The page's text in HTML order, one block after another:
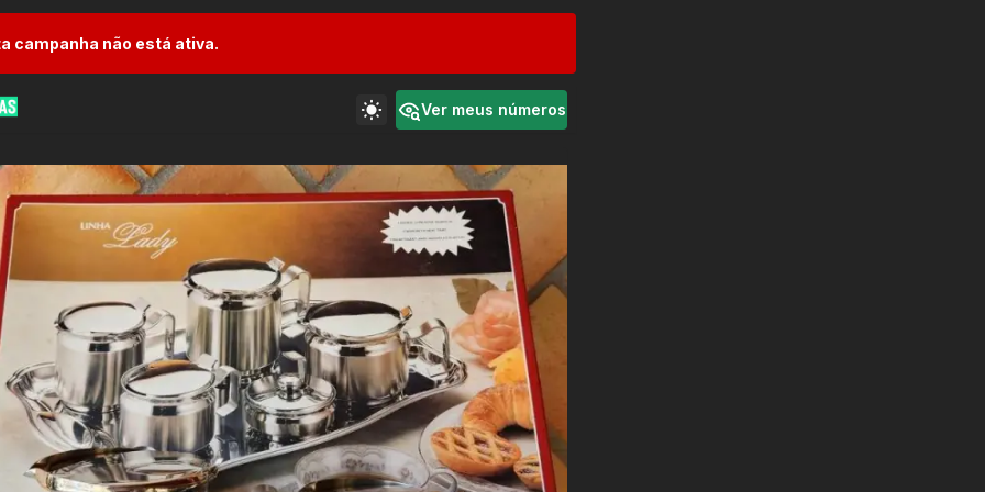
campanha não está ativa.
Ver meus números